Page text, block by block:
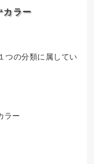
カラー
つの分類に属してい
ラー